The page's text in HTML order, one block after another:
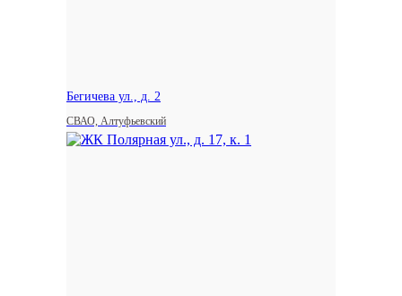
Бегичева ул., д. 2
СВАО, Алтуфьевский